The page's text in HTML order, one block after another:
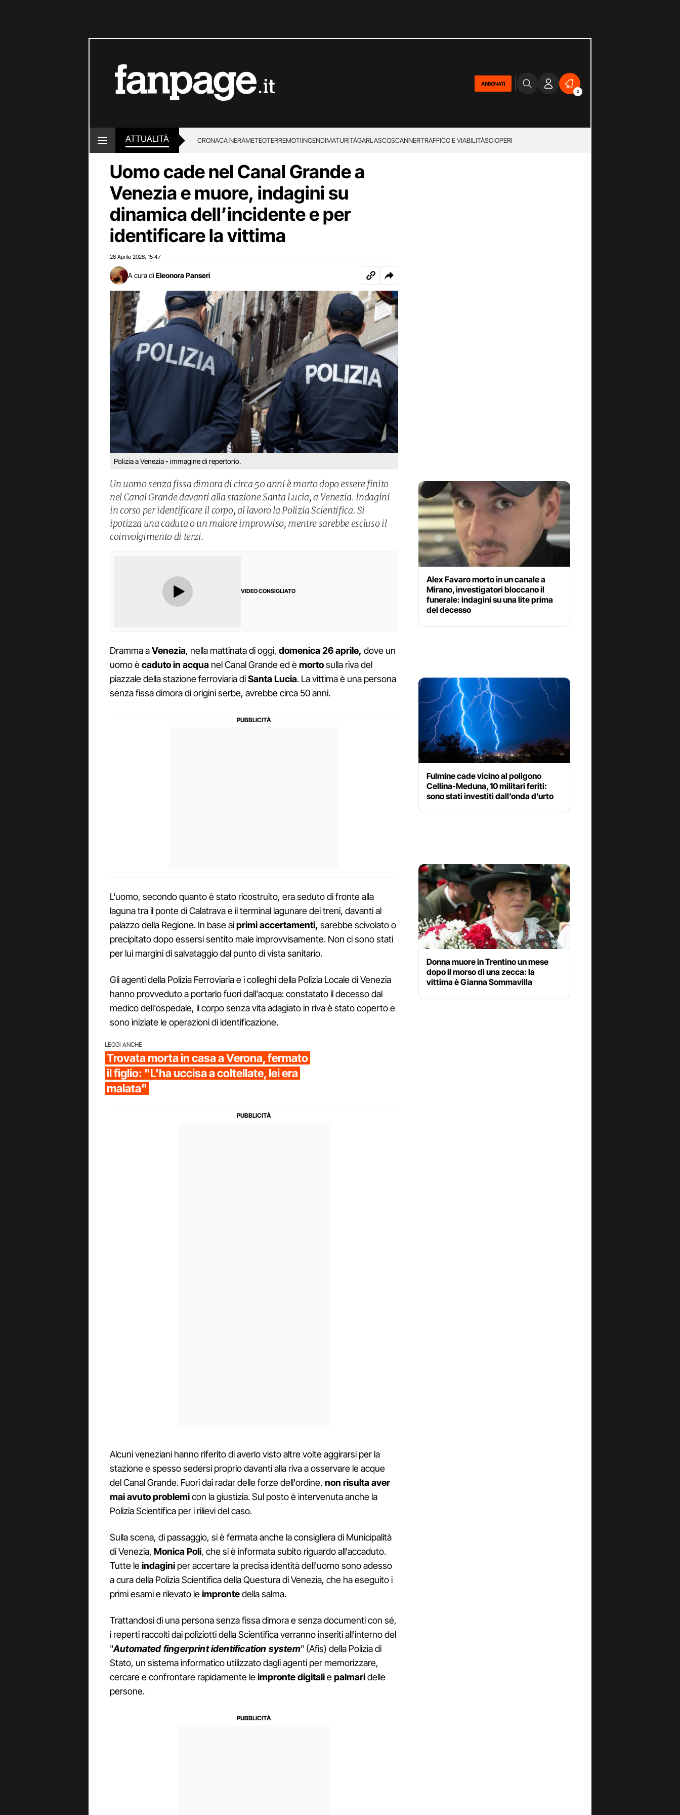
ABBONATI
2
ATTUALITÀ CRONACA NERAMETEOTERREMOTIINCENDIMATURITÀGARLASCOSCANNERTRAFFICO E VIABILITÀSCIOPERI
LOTTO E SUPERENALOTTO
Uomo cade nel Canal Grande a
Venezia e muore, indagini su
dinamica dell’incidente e per
identificare la vittima
26 Aprile 2026 15:47
A cura di Eleonora Panseri
Polizia a Venezia - immagine di repertorio.
Un uomo senza fissa dimora di circa 50 anni è morto dopo essere finito
nel Canal Grande davanti alla stazione Santa Lucia, a Venezia. Indagini
in corso per identificare il corpo, al lavoro la Polizia Scientifica. Si
ipotizza una caduta o un malore improvviso, mentre sarebbe escluso il
coinvolgimento di terzi.
VIDEO CONSIGLIATO
Dramma aVenezia, nella mattinata di oggi, domenica 26 aprile, dove un
uomo ècaduto in acqua nel Canal Grande ed èmortosulla riva del
piazzale della stazione ferroviaria diSantaLucia. La vittima è una persona
senza fissa dimora di origini serbe, avrebbe circa 50 anni.
L'uomo, secondo quanto è stato ricostruito, era seduto di fronte alla
laguna tra il ponte di Calatrava e il terminal lagunare dei treni, davanti al
palazzo della Regione. In base aiprimi accertamenti, sarebbe scivolato o
precipitato dopo essersi sentito male improvvisamente. Non ci sono stati
per lui margini di salvataggio dal punto di vista sanitario.
Gli agenti della Polizia Ferroviaria e i colleghi della Polizia Locale di Venezia
hanno provveduto a portarlo fuori dall'acqua: constatato il decesso dal
medico dell'ospedale, il corpo senza vita adagiato in riva è stato coperto e
sono iniziate le operazioni di identificazione.
LEGGI ANCHE
Trovata morta in casa a Verona, fermato
il figlio: "L'ha uccisa a coltellate, lei era
malata"
Alcuni veneziani hanno riferito di averlo visto altre volte aggirarsi per la
stazione e spesso sedersi proprio davanti alla riva a osservare le acque
del Canal Grande. Fuori dai radar delle forze dell'ordine, non risulta aver
mai avuto problemicon la giustizia. Sul posto è intervenuta anche la
Polizia Scientifica per i rilievi del caso.
Sulla scena, di passaggio, si è fermata anche la consigliera di Municipalità
di Venezia, MonicaPoli, che si è informata subito riguardo all'accaduto.
Tutte leindagini per accertare la precisa identità dell'uomo sono adesso
a cura della Polizia Scientifica della Questura di Venezia, che ha eseguito i
primi esami e rilevato leimprontedella salma.
Trattandosi di una persona senza fissa dimora e senza documenti con sé,
i reperti raccolti dai poliziotti della Scientifica verranno inseriti all'interno del
"Automated fingerprint identification system" (Afis) della Polizia di
Stato, un sistema informatico utilizzato dagli agenti per memorizzare,
cercare e confrontare rapidamente leimpronte digitaliepalmaridelle
persone.
Alex Favaro morto in un canale a
Mirano, investigatori bloccano il
funerale: indagini su una lite prima
del decesso
Fulmine cade vicino al poligono
Cellina-Meduna, 10 militari feriti:
sono stati investiti dall’onda d’urto
Donna muore in Trentino un mese
dopo il morso di una zecca: la
vittima è Gianna Sommavilla